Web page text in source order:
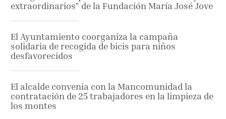
extraordinarios" de la Fundación María José Jove
El Ayuntamiento coorganiza la campaña
solidaria de recogida de bicis para niños
desfavorecidos
El alcalde convenia con la Mancomunidad la
contratación de 25 trabajadores en la limpieza de
los montes